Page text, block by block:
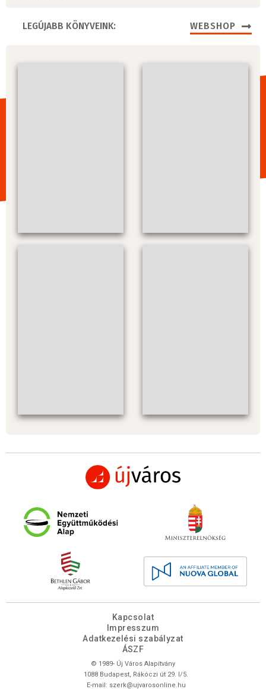
LEGÚJABB KÖNYVEINK: WEBSHOP
Kapcsolat
Impresszum
Adatkezelési szabályzat
ÁSZF
© 1989- Új Város Alapítvány
1088 Budapest, Rákóczi út 29. I/5.
E-mail: szerk@ujvarosonline.hu